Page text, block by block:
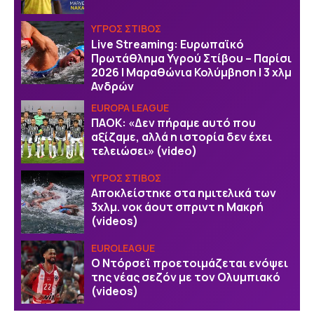
ΥΓΡΟΣ ΣΤΙΒΟΣ
Live Streaming: Ευρωπαϊκό
Πρωτάθλημα Υγρού Στίβου – Παρίσι
2026 | Μαραθώνια Κολύμβηση | 3 χλμ
Ανδρών
EUROPA LEAGUE
ΠΑΟΚ: «Δεν πήραμε αυτό που
αξίζαμε, αλλά η ιστορία δεν έχει
τελειώσει» (video)
ΥΓΡΟΣ ΣΤΙΒΟΣ
Αποκλείστηκε στα ημιτελικά των
3χλμ. νοκ άουτ σπριντ η Μακρή
(videos)
EUROLEAGUE
Ο Ντόρσεϊ προετοιμάζεται ενόψει
της νέας σεζόν με τον Ολυμπιακό
(videos)